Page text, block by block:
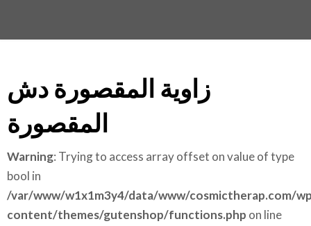
زاوية المقصورة دش
المقصورة
Warning: Trying to access array offset on value of type
bool in
/var/www/w1x1m3y4/data/www/cosmictherap.com/
content/themes/gutenshop/functions.php on line